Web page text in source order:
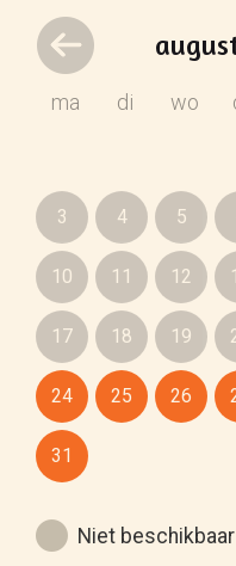
ma di wo
3 4 5
10 11 12
17 18 19
24 25 26
31
Niet beschikbaar